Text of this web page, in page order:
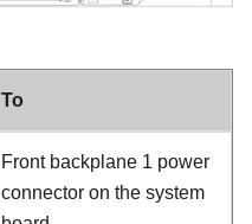
To
Front backplane 1 power
connector on the system